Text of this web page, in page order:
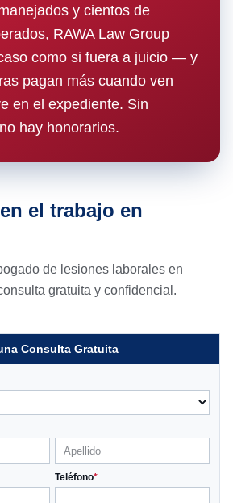
y cientos de
RAWA Law Group
como si fuera a juicio — y
pagan más cuando ven
en el expediente. Sin
hay honorarios.
el trabajo en
de lesiones laborales en
gratuita y confidencial.
Consulta Gratuita
Teléfono*